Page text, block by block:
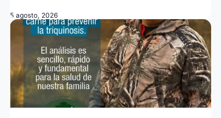
5 agosto, 2026